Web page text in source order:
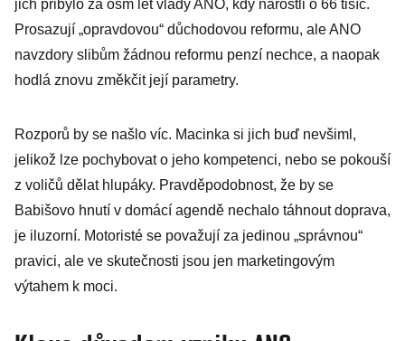
jich přibylo za osm let vlády ANO, kdy narostli o 66 tisíc.
Prosazují „opravdovou“ důchodovou reformu, ale ANO
navzdory slibům žádnou reformu penzí nechce, a naopak
hodlá znovu změkčit její parametry.
Rozporů by se našlo víc. Macinka si jich buď nevšiml,
jelikož lze pochybovat o jeho kompetenci, nebo se pokouší
z voličů dělat hlupáky. Pravděpodobnost, že by se
Babišovo hnutí v domácí agendě nechalo táhnout doprava,
je iluzorní. Motoristé se považují za jedinou „správnou“
pravici, ale ve skutečnosti jsou jen marketingovým
výtahem k moci.